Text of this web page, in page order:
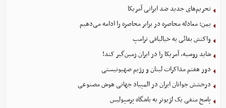
تحریم‌های جدید ضد ایرانی آمریکا
یمن: معادله محاصره در برابر محاصره را ادامه می‌دهیم
واکنش بقائی به خیالبافی ترامپ
شاید روسیه، آمریکا را در ایران زمین‌گیر کند!
دور هفتم مذاکرات لبنان و رژیم صهیونیستی
درخشش جوانان ایران در المپیاد جهانی هوش مصنوعی
پاسخ منفی یک لژیونر به باشگاه پرسپولیس